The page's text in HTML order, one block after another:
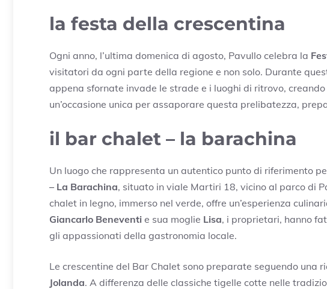
la festa della crescentina
Ogni anno, l’ultima domenica di agosto, Pavullo celebra la
visitatori da ogni parte della regione e non solo. Durante
appena sfornate invade le strade e i luoghi di ritrovo,
un’occasione unica per assaporare questa prelibatezza,
il bar chalet – la barachina
Un luogo che rappresenta un autentico punto di riferimento
– La Barachina, situato in viale Martiri 18, vicino al parco di
chalet in legno, immerso nel verde, offre un’esperienza
Giancarlo Beneventi e sua moglie Lisa, i proprietari, hanno
gli appassionati della gastronomia locale.
Le crescentine del Bar Chalet sono preparate seguendo
Jolanda. A differenza delle classiche tigelle cotte nelle